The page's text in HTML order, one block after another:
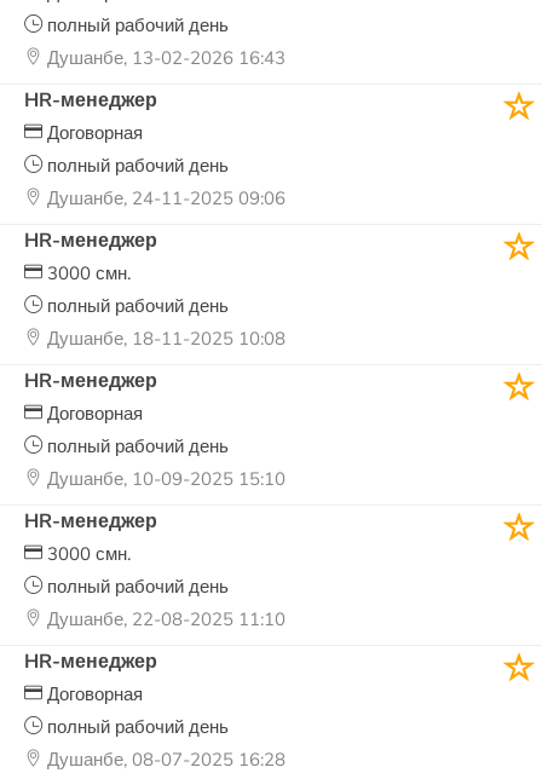
полный рабочий день
Душанбе, 13-02-2026 16:43
HR-менеджер
Договорная
полный рабочий день
Душанбе, 24-11-2025 09:06
HR-менеджер
3000 смн.
полный рабочий день
Душанбе, 18-11-2025 10:08
HR-менеджер
Договорная
полный рабочий день
Душанбе, 10-09-2025 15:10
HR-менеджер
3000 смн.
полный рабочий день
Душанбе, 22-08-2025 11:10
HR-менеджер
Договорная
полный рабочий день
Душанбе, 08-07-2025 16:28